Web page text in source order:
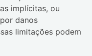
implícitas, ou
danos
limitações podem